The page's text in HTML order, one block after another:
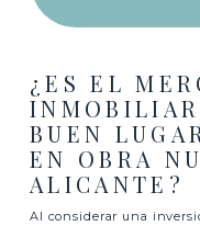
¿ES EL
BUEN
EN OBRA
ALICANTE?
Al considerar una